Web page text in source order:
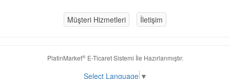
Müşteri Hizmetleri İletişim
PlatinMarket®E-Ticaret Sistemi İle Hazırlanmıştır.
Select Language ▼